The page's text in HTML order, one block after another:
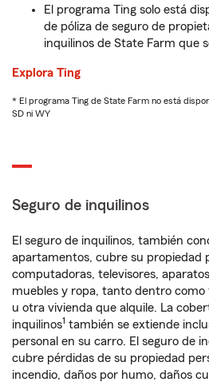
El programa Ting solo está
de póliza de seguro de
inquilinos de State Farm que
Explora Ting
* El programa Ting de State Farm no está
SD ni WY
Seguro de inquilinos
El seguro de inquilinos, también
apartamentos, cubre su propiedad
computadoras, televisores,
muebles y ropa, tanto dentro
u otra vivienda que alquile. La
inquilinos1 también se extiende
personal en su carro. El seguro de
cubre pérdidas de su propiedad
incendio, daños por humo, daños